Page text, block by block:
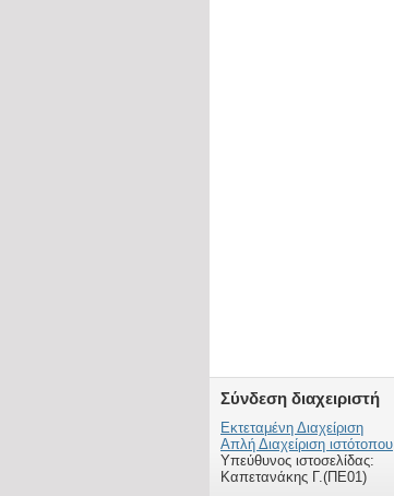
Σύνδεση διαχειριστή
Εκτεταμένη Διαχείριση
Απλή Διαχείριση ιστότοπου
Υπεύθυνος ιστοσελίδας:
Καπετανάκης Γ.(ΠΕ01)